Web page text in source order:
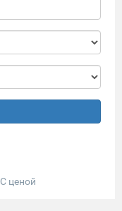
С ценой